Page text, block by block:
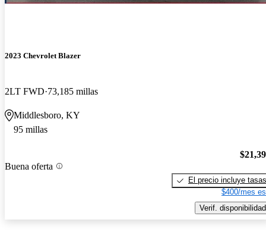
2023 Chevrolet Blazer
2LT FWD 73,185 millas
Middlesboro, KY
95 millas
Buena oferta
El precio incluye tasas
$400/mes
Verif. disponibilidad